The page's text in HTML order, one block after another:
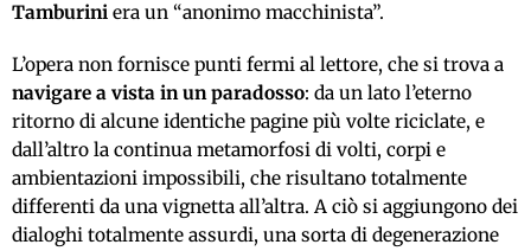
Tamburini era un “anonimo macchinista”.
L’opera non fornisce punti fermi al lettore, che si trova a
navigare a vista in un paradosso: da un lato l’eterno
ritorno di alcune identiche pagine più volte riciclate, e
dall’altro la continua metamorfosi di volti, corpi e
ambientazioni impossibili, che risultano totalmente
differenti da una vignetta all’altra. A ciò si aggiungono dei
dialoghi totalmente assurdi, una sorta di degenerazione